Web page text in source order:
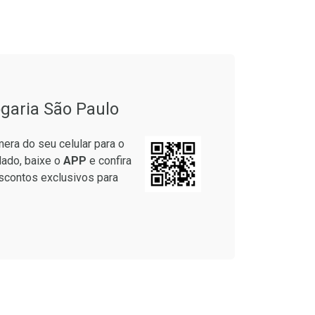
cada
cada
Por R$ 64,79/cada
Por R$ 64,79/cada
São Paulo
do seu celular para o
baixe o APP e confira
exclusivos para